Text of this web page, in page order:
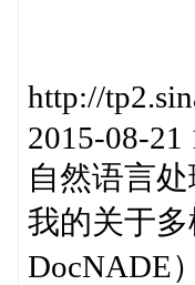
http://
2015-08-21
自然语言
我的关于多
DocNADE